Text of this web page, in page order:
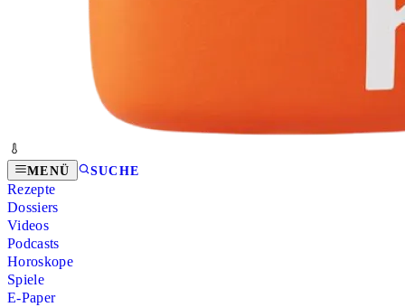
MENÜ SUCHE
Rezepte
Dossiers
Videos
Podcasts
Horoskope
Spiele
E-Paper